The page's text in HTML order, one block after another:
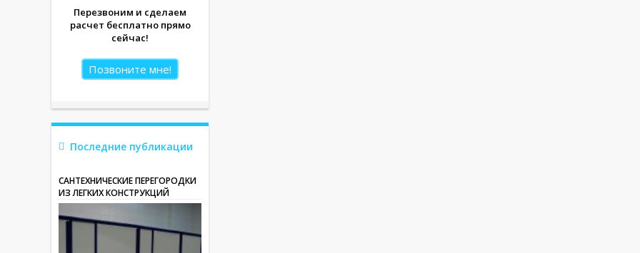
Перезвоним и сделаем
расчет бесплатно прямо
сейчас!
Позвоните мне!
Последние публикации
САНТЕХНИЧЕСКИЕ ПЕРЕГОРОДКИ
ИЗ ЛЕГКИХ КОНСТРУКЦИЙ